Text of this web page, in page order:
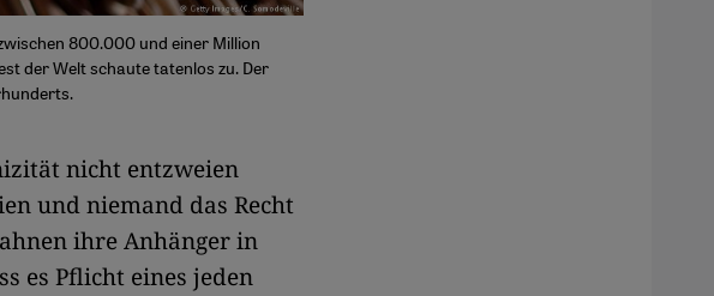
800.000 und einer Million
der Welt schaute tatenlos zu. Der
nicht entzweien
und niemand das Recht
ihre Anhänger in
es Pflicht eines jeden